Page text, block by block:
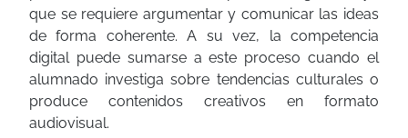
que se requiere argumentar y comunicar las ideas
de forma coherente. A su vez, la competencia
digital puede sumarse a este proceso cuando el
alumnado investiga sobre tendencias culturales o
produce contenidos creativos en formato
audiovisual.